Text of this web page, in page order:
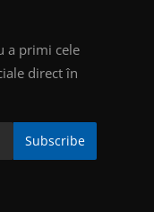
a primi cele
direct în
Subscribe